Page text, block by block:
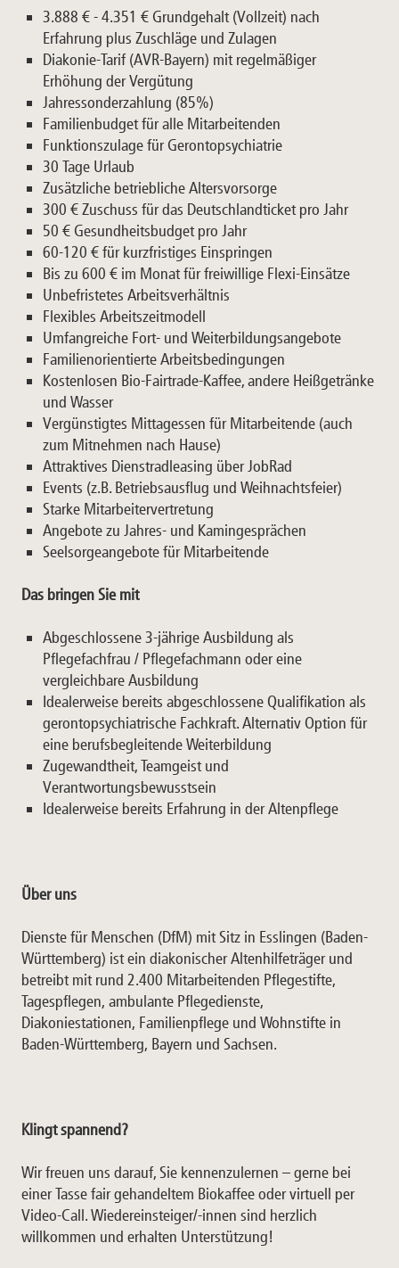
3.888 € - 4.351 € Grundgehalt (Vollzeit) nach
Erfahrung plus Zuschläge und Zulagen
Diakonie-Tarif (AVR-Bayern) mit regelmäßiger
Erhöhung der Vergütung
Jahressonderzahlung (85%)
Familienbudget für alle Mitarbeitenden
Funktionszulage für Gerontopsychiatrie
30 Tage Urlaub
Zusätzliche betriebliche Altersvorsorge
300 € Zuschuss für das Deutschlandticket pro Jahr
50 € Gesundheitsbudget pro Jahr
60-120 € für kurzfristiges Einspringen
Bis zu 600 € im Monat fürfreiwillige Flexi-Einsätze
Unbefristetes Arbeitsverhältnis
Flexibles Arbeitszeitmodell
Umfangreiche Fort- und Weiterbildungsangebote
Familienorientierte Arbeitsbedingungen
Kostenlosen Bio-Fairtrade-Kaffee, andere Heißgetränke
und Wasser
Vergünstigtes Mittagessen für Mitarbeitende (auch
zum Mitnehmen nach Hause)
Attraktives Dienstradleasing über JobRad
Events (z.B. Betriebsausflug und Weihnachtsfeier)
Starke Mitarbeitervertretung
Angebote zu Jahres- und Kamingesprächen
Seelsorgeangebote für Mitarbeitende
Das bringen Sie mit
Abgeschlossene 3-jährige Ausbildung als
Pflegefachfrau / Pflegefachmann oder eine
vergleichbare Ausbildung
Idealerweise bereits abgeschlossene Qualifikation als
gerontopsychiatrische Fachkraft. Alternativ Option für
eine berufsbegleitende Weiterbildung
Zugewandtheit, Teamgeist und
Verantwortungsbewusstsein
Idealerweise bereits Erfahrung in der Altenpflege
Über uns
Dienste für Menschen (DfM) mit Sitz in Esslingen (Baden-
Württemberg) ist ein diakonischer Altenhilfeträger und
betreibt mit rund 2.400 Mitarbeitenden Pflegestifte,
Tagespflegen, ambulante Pflegedienste,
Diakoniestationen, Familienpflege und Wohnstifte in
Baden-Württemberg, Bayern und Sachsen.
Klingt spannend?
Wir freuen uns darauf, Sie kennenzulernen – gerne bei
einer Tasse fair gehandeltem Biokaffee oder virtuell per
Video-Call. Wiedereinsteiger/-innen sind herzlich
willkommen und erhalten Unterstützung!